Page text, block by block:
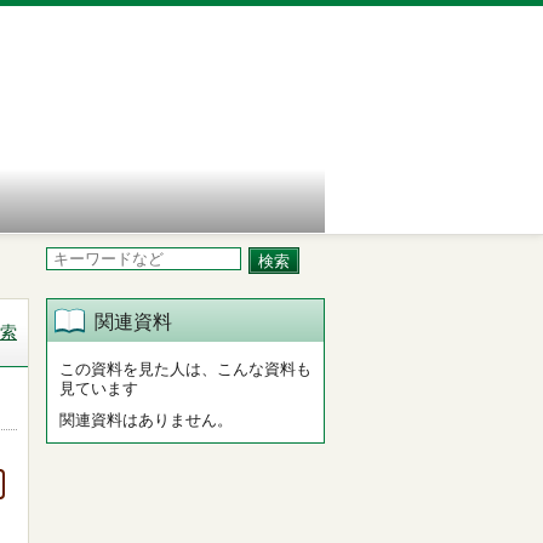
関連資料
この資料を見た人は、こんな資料も
見ています
関連資料はありません。